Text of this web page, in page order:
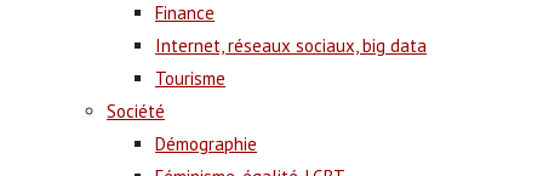
Finance
Internet, réseaux sociaux, big data
Tourisme
Société
Démographie